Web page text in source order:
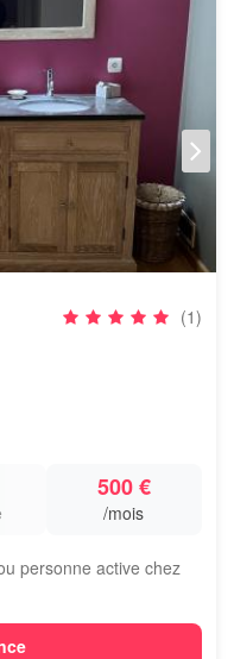
(1)
500 €
/mois
personne active chez